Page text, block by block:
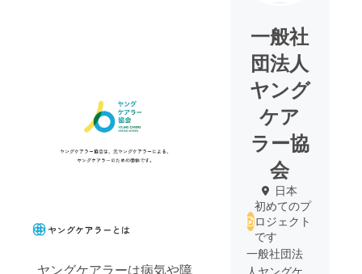
ヤングケアラーは病気や障
一般社
団法人
ヤング
ケア
ラー協
会
日本
初めてのプ
ロジェクト
です
一般社団法